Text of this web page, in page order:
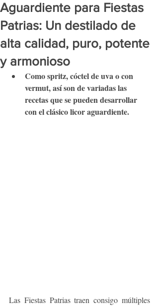
Aguardiente para Fiestas
Patrias: Un destilado de
alta calidad, puro, potente
y armonioso
Como spritz, cóctel de uva o con
vermut, así son de variadas las
recetas que se pueden desarrollar
con el clásico licor aguardiente.
Las Fiestas Patrias traen consigo múltiples